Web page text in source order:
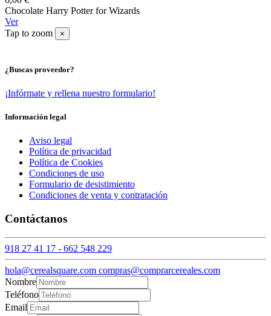
Chocolate Harry Potter for Wizards
Ver
Tap to zoom
×
¿Buscas proveedor?
¡Infórmate y rellena nuestro formulario!
Información legal
Aviso legal
Política de privacidad
Política de Cookies
Condiciones de uso
Formulario de desistimiento
Condiciones de venta y contratación
Contáctanos
918 27 41 17 - 662 548 229
hola@cerealsquare.com compras@comprarcereales.com
Nombre
Teléfono
Email